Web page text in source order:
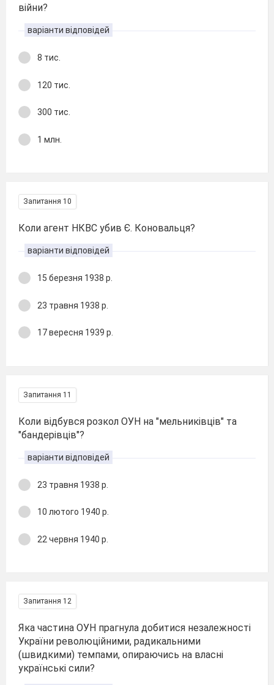
війни?
варіанти відповідей
8 тис.
120 тис.
300 тис.
1 млн.
Запитання 10
Коли агент НКВС убив Є. Коновальця?
варіанти відповідей
15 березня 1938 р.
23 травня 1938 р.
17 вересня 1939 р.
Запитання 11
Коли відбувся розкол ОУН на "мельниківців" та
"бандерівців"?
варіанти відповідей
23 травня 1938 р.
10 лютого 1940 р.
22 червня 1940 р.
Запитання 12
Яка частина ОУН прагнула добитися незалежності
України революційними, радикальними
(швидкими) темпами, опираючись на власні
українські сили?